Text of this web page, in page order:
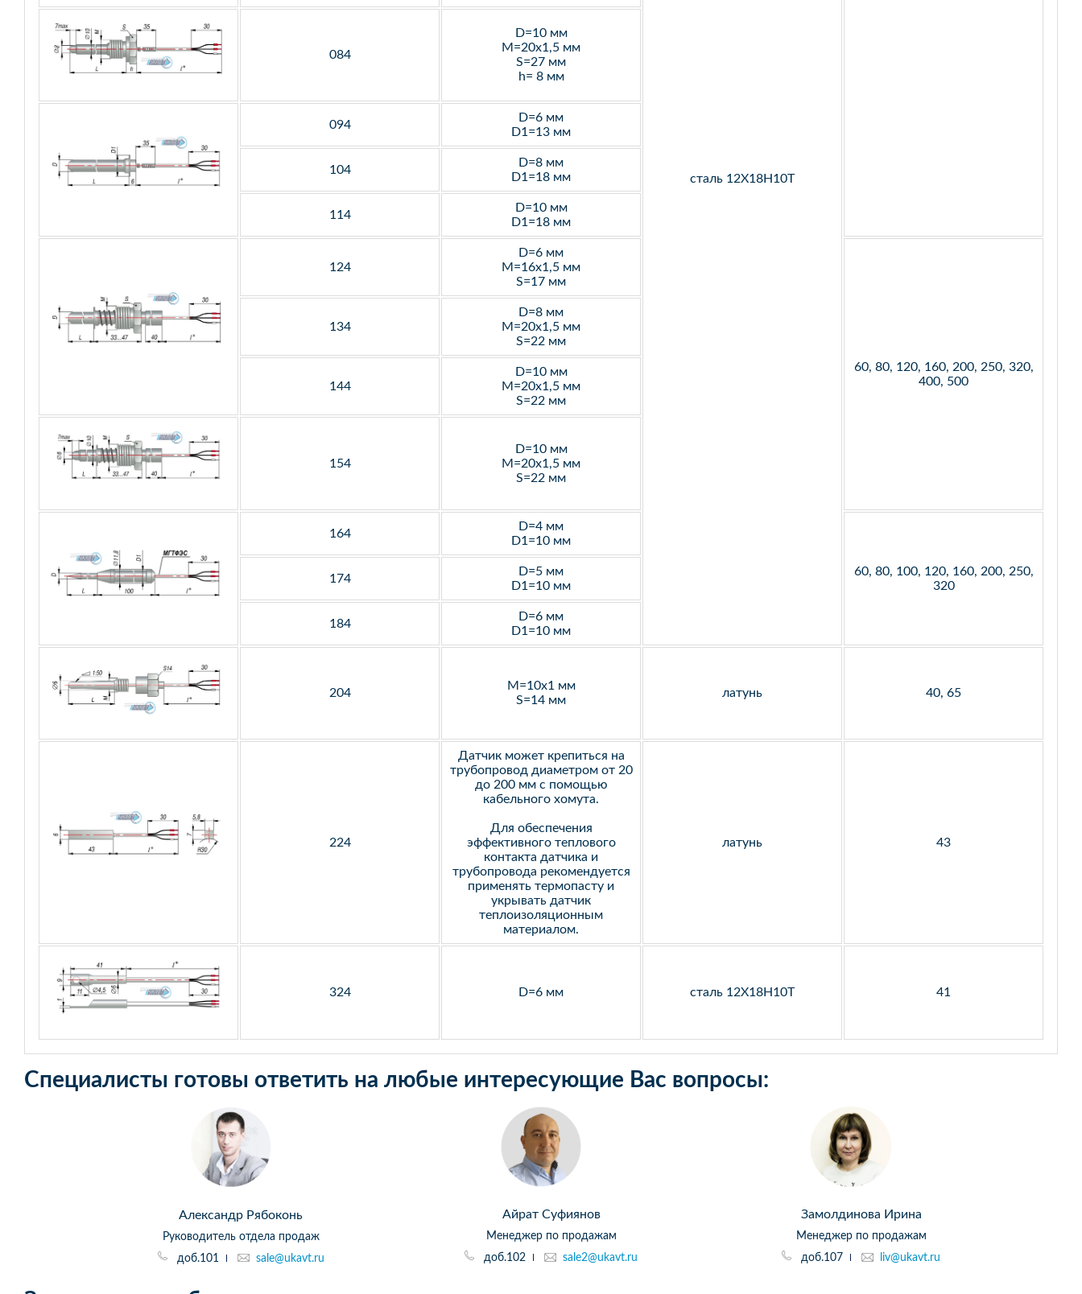
сталь 12Х18Н10Т
084
D=10 мм
M=20х1,5 мм
S=27 мм
h= 8 мм
094
D=6 мм
D1=13 мм
104
D=8 мм
D1=18 мм
114
D=10 мм
D1=18 мм
124
D=6 мм
M=16х1,5 мм
S=17 мм
60, 80, 120, 160, 200, 250, 320,
400, 500
134
D=8 мм
M=20х1,5 мм
S=22 мм
144
D=10 мм
M=20х1,5 мм
S=22 мм
154
D=10 мм
M=20х1,5 мм
S=22 мм
164
D=4 мм
D1=10 мм
60, 80, 100, 120, 160, 200, 250,
320
174
D=5 мм
D1=10 мм
184
D=6 мм
D1=10 мм
204
M=10х1 мм
S=14 мм
латунь 40, 65
224
Датчик может крепиться на
трубопровод диаметром от 20
до 200 мм с помощью
кабельного хомута.
Для обеспечения
эффективного теплового
контакта датчика и
трубопровода рекомендуется
применять термопасту и
укрывать датчик
теплоизоляционным
материалом.
латунь 43
324 D=6 мм сталь 12Х18Н10Т 41
Специалисты готовы ответить на любые интересующие Вас вопросы:
Александр Рябоконь
Руководитель отдела продаж
доб.101
sale@ukavt.ru
Айрат Суфиянов
Менеджер по продажам
доб.102
sale2@ukavt.ru
Замолдинова Ирина
Менеджер по продажам
доб.107
liv@ukavt.ru